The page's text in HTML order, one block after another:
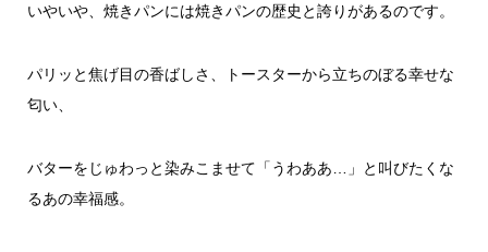
いやいや、焼きパンには焼きパンの歴史と誇りがあるのです。
パリッと焦げ目の香ばしさ、トースターから立ちのぼる幸せな
匂い、
バターをじゅわっと染みこませて「うわああ…」と叫びたくな
るあの幸福感。